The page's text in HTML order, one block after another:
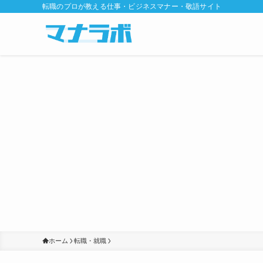
転職のプロが教える仕事・ビジネスマナー・敬語サイト
ホーム 転職・就職